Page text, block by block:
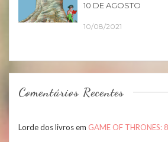
10 DE AGOSTO
10/08/2021
Comentários Recentes
Lorde dos livrosem GAME OF THRONES: